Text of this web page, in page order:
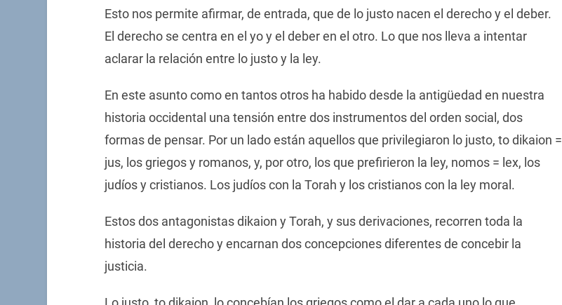
Esto nos permite afirmar, de entrada, que de lo justo nacen el derecho y el deber.
El derecho se centra en el yo y el deber en el otro. Lo que nos lleva a intentar
aclarar la relación entre lo justo y la ley.
En este asunto como en tantos otros ha habido desde la antigüedad en nuestra
historia occidental una tensión entre dos instrumentos del orden social, dos
formas de pensar. Por un lado están aquellos que privilegiaron lo justo, to dikaion =
jus, los griegos y romanos, y, por otro, los que prefirieron la ley, nomos = lex, los
judíos y cristianos. Los judíos con la Torah y los cristianos con la ley moral.
Estos dos antagonistas dikaion y Torah, y sus derivaciones, recorren toda la
historia del derecho y encarnan dos concepciones diferentes de concebir la
justicia.